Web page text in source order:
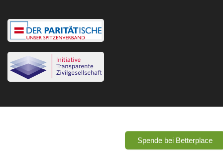
Spende bei Betterplace